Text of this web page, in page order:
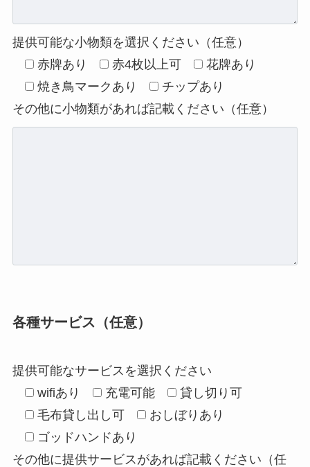
提供可能な小物類を選択ください（任意）
赤牌あり
赤4枚以上可
花牌あり
焼き鳥マークあり
チップあり
その他に小物類があれば記載ください（任意）
各種サービス（任意）
提供可能なサービスを選択ください
wifiあり
充電可能
貸し切り可
毛布貸し出し可
おしぼりあり
ゴッドハンドあり
その他に提供サービスがあれば記載ください（任